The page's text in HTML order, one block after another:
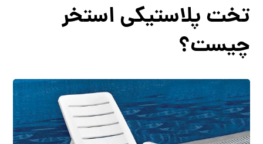
تخت پلاستیکی استخر
چیست؟